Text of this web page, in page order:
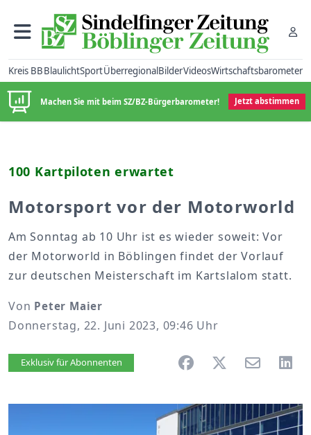
Kreis BBBlaulichtSportÜberregionalBilderVideosWirtschaftsbarometer
Machen Sie mit beim SZ/BZ-Bürgerbarometer! Jetzt abstimmen
100 Kartpiloten erwartet
Motorsport vor der Motorworld
Am Sonntag ab 10 Uhr ist es wieder soweit: Vor
der Motorworld in Böblingen findet der Vorlauf
zur deutschen Meisterschaft im Kartslalom statt.
Von Peter Maier
Donnerstag, 22. Juni 2023, 09:46 Uhr
Artikel vorlesen
Exklusiv für Abonnenten